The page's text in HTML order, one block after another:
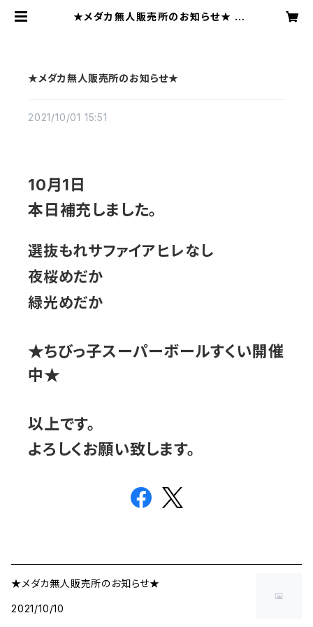
★メダカ無人販売所のお知らせ★ |
★メダカ無人販売所のお知らせ★
2021/10/01 15:51
10月1日
本日補充しました。
選抜もれサファイアヒレなし
夜桜めだか
緑光めだか
★ちびっ子スーパーボールすくい開催
中★
以上です。
よろしくお願い致します。
★メダカ無人販売所のお知らせ★
2021/10/10